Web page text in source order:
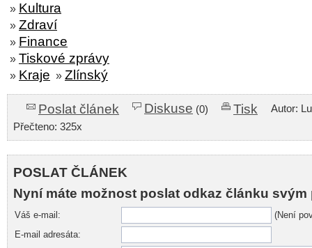
» Kultura
» Zdraví
» Finance
» Tiskové zprávy
» Kraje » Zlínský
Poslat článek Diskuse (0) Tisk
Autor:
Přečteno: 325x
POSLAT ČLÁNEK
Nyní máte možnost poslat odkaz článku svým
Váš e-mail:
(Není
E-mail adresáta: